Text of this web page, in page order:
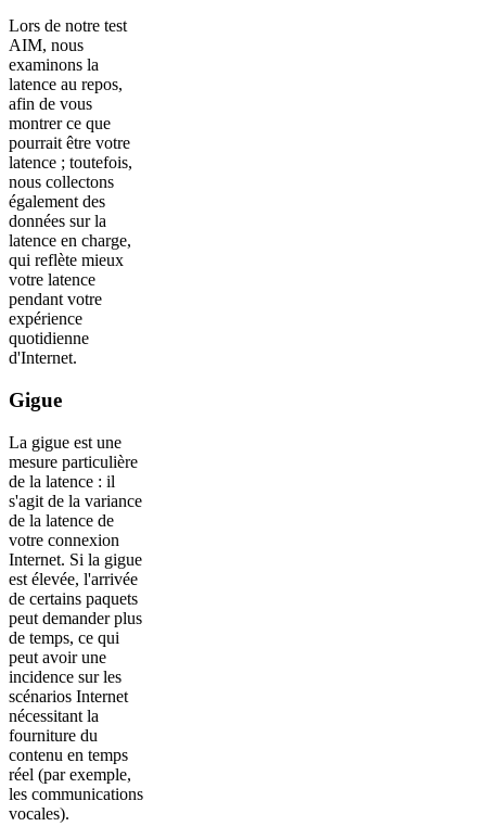
Lors de notre test
AIM, nous
examinons la
latence au repos,
afin de vous
montrer ce que
pourrait être votre
latence ; toutefois,
nous collectons
également des
données sur la
latence en charge,
qui reflète mieux
votre latence
pendant votre
expérience
quotidienne
d'Internet.
Gigue
La gigue est une
mesure particulière
de la latence : il
s'agit de la variance
de la latence de
votre connexion
Internet. Si la gigue
est élevée, l'arrivée
de certains paquets
peut demander plus
de temps, ce qui
peut avoir une
incidence sur les
scénarios Internet
nécessitant la
fourniture du
contenu en temps
réel (par exemple,
les communications
vocales).